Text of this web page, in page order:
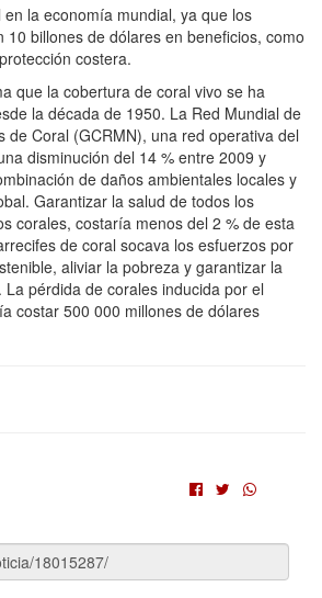
la economía mundial, ya que los
10 billones de dólares en beneficios, como
costera.
que la cobertura de coral vivo se ha
la década de 1950. La Red Mundial de
de Coral (GCRMN), una red operativa del
disminución del 14 % entre 2009 y
de daños ambientales locales y
Garantizar la salud de todos los
corales, costaría menos del 2 % de esta
de coral socava los esfuerzos por
aliviar la pobreza y garantizar la
pérdida de corales inducida por el
costar 500 000 millones de dólares